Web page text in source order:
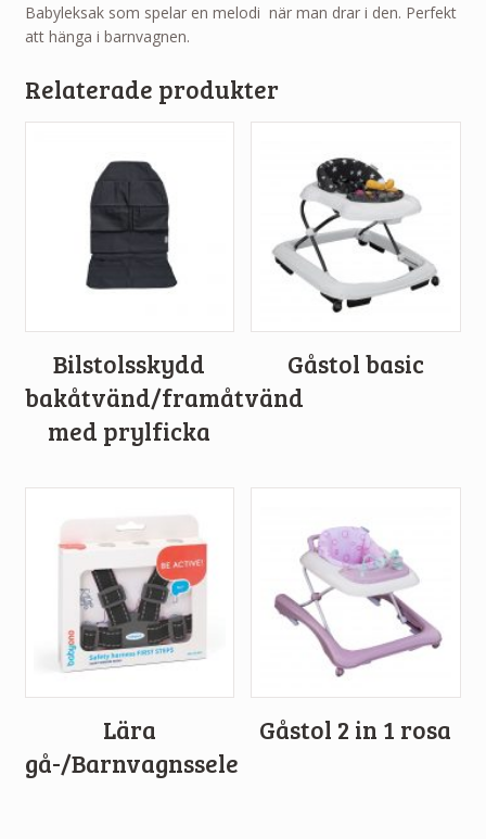
Babyleksak som spelar en melodi när man drar i den. Perfekt
att hänga i barnvagnen.
Relaterade produkter
Bilstolsskydd
bakåtvänd/framåtvänd
med prylficka
Gåstol basic
Lära
gå-/Barnvagnssele
Gåstol 2 in 1 rosa